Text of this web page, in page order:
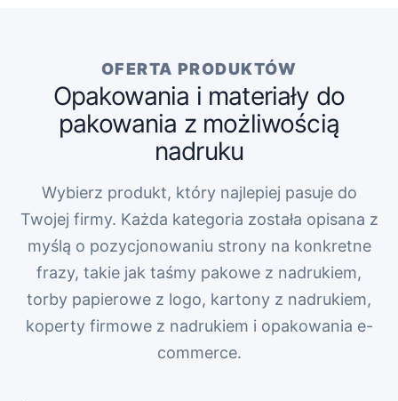
OFERTA PRODUKTÓW
Opakowania i materiały do
pakowania z możliwością
nadruku
Wybierz produkt, który najlepiej pasuje do
Twojej firmy. Każda kategoria została opisana z
myślą o pozycjonowaniu strony na konkretne
frazy, takie jak taśmy pakowe z nadrukiem,
torby papierowe z logo, kartony z nadrukiem,
koperty firmowe z nadrukiem i opakowania e-
commerce.